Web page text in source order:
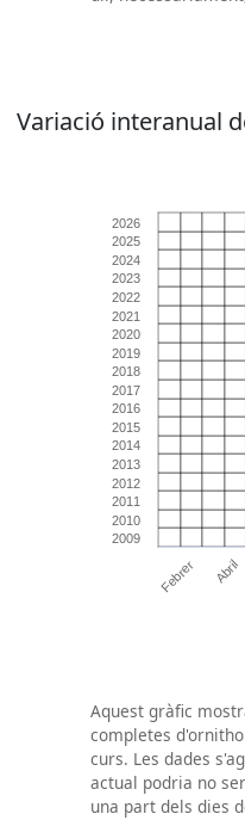
Variació interanual
Aquest gràfic
completes
curs. Les dades
actual podria no
una part dels dies